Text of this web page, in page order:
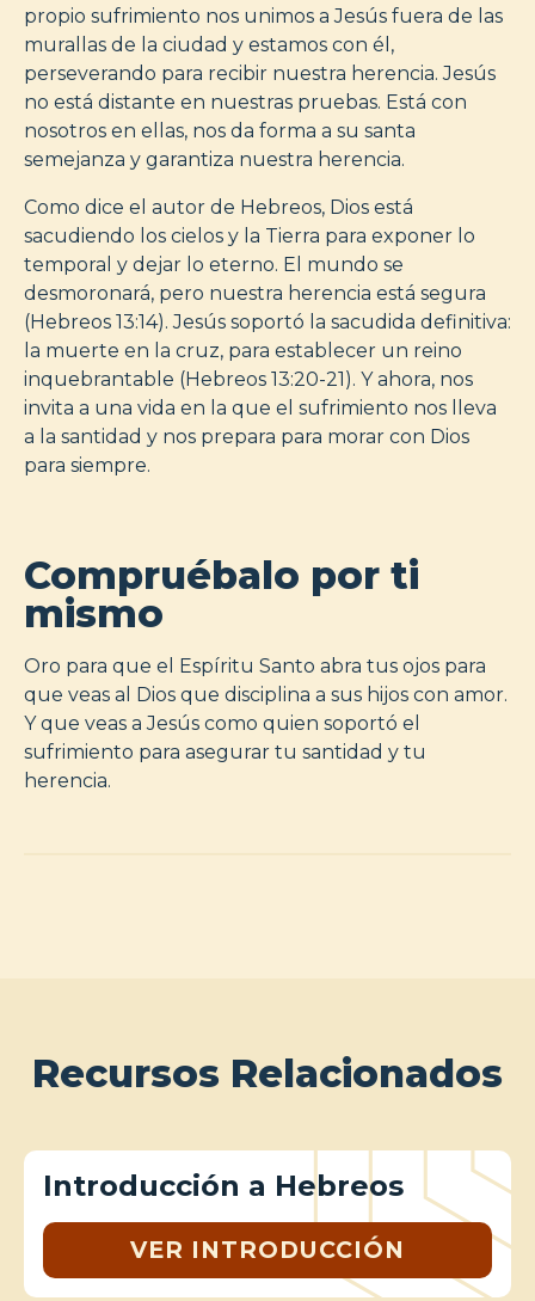
propio sufrimiento nos unimos a Jesús fuera de las
murallas de la ciudad y estamos con él,
perseverando para recibir nuestra herencia. Jesús
no está distante en nuestras pruebas. Está con
nosotros en ellas, nos da forma a su santa
semejanza y garantiza nuestra herencia.
Como dice el autor de Hebreos, Dios está
sacudiendo los cielos y la Tierra para exponer lo
temporal y dejar lo eterno. El mundo se
desmoronará, pero nuestra herencia está segura
(Hebreos 13:14). Jesús soportó la sacudida definitiva:
la muerte en la cruz, para establecer un reino
inquebrantable (Hebreos 13:20-21). Y ahora, nos
invita a una vida en la que el sufrimiento nos lleva
a la santidad y nos prepara para morar con Dios
para siempre.
Compruébalo por ti
mismo
Oro para que el Espíritu Santo abra tus ojos para
que veas al Dios que disciplina a sus hijos con amor.
Y que veas a Jesús como quien soportó el
sufrimiento para asegurar tu santidad y tu
herencia.
Recursos Relacionados
Introducción a Hebreos
VER INTRODUCCIÓN